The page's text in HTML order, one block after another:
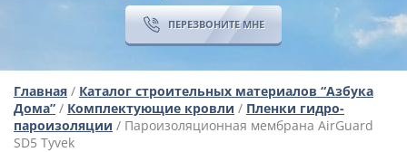
ПЕРЕЗВОНИТЕ МНЕ
Главная / Каталог строительных материалов “Азбука
Дома” / Комплектующие кровли / Пленки гидро-
пароизоляции / Пароизоляционная мембрана AirGuard
SD5 Tyvek